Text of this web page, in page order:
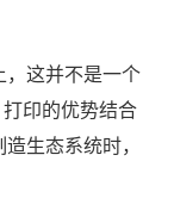
，这并不是一个
印的优势结合
生态系统时，